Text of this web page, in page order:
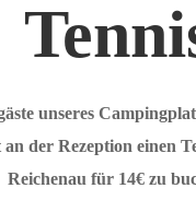
unseres
der Rezeption einen
Reichenau für 14€ zu